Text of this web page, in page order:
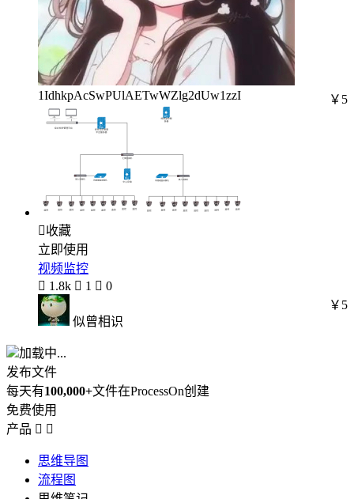
1IdhkpAcSwPUlAETwWZlg2dUw1zzI ￥5
收藏
立即使用
视频监控
 1.8k  1  0
似曾相识
￥5
加载中...
发布文件
每天有100,000+文件在ProcessOn创建
免费使用
产品  
思维导图
流程图